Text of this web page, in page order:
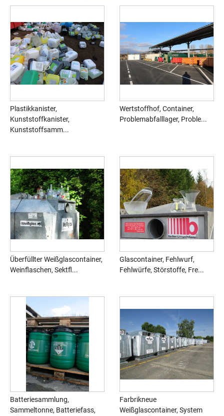
Plastikkanister,
Kunststoffkanister,
Kunststoffsamm...
Wertstoffhof, Container,
Problemabfalllager, Proble...
Überfüllter Weißglascontainer,
Weinflaschen, Sektfl...
Glascontainer, Fehlwurf,
Fehlwürfe, Störstoffe, Fre...
Batteriesammlung,
Sammeltonne, Batteriefass,
Farbrikneue
Weißglascontainer, System